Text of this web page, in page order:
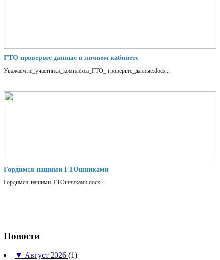
ГТО проверьте данные в личном кабинете
Уважаемые_участники_комплекса_ГТО_ проверьте_данные.docx...
Гордимся нашими ГТОшниками
Гордимся_нашими_ГТОшниками.docx...
Новости
▼ Август 2026 (1)